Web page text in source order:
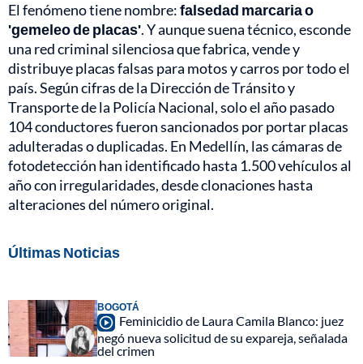
El fenómeno tiene nombre:falsedad marcaria o
'gemeleo de placas'. Y aunque suena técnico, esconde
una red criminal silenciosa que fabrica, vende y
distribuye placas falsas para motos y carros por todo el
país. Según cifras de la Dirección de Tránsito y
Transporte de la Policía Nacional, solo el año pasado
104 conductores fueron sancionados por portar placas
adulteradas o duplicadas. En Medellín, las cámaras de
fotodetección han identificado hasta 1.500 vehículos al
año con irregularidades, desde clonaciones hasta
alteraciones del número original.
Últimas Noticias
BOGOTÁ
Feminicidio de Laura Camila Blanco: juez
negó nueva solicitud de su expareja, señalada
del crimen